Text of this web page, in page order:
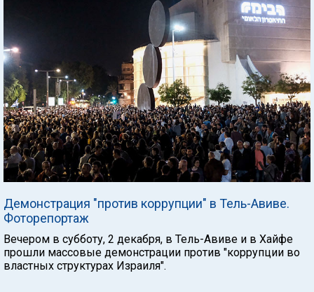
Демонстрация "против коррупции" в Тель-Авиве.
Фоторепортаж
Вечером в субботу, 2 декабря, в Тель-Авиве и в Хайфе
прошли массовые демонстрации против "коррупции во
властных структурах Израиля".